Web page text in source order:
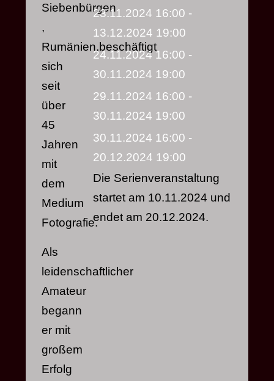
Siebenbürgen
,
Rumänien,beschäftigt
sich
seit
über
45
Jahren
mit
dem
Medium
Fotografie.
Als
leidenschaftlicher
Amateur
begann
er mit
großem
Erfolg
23.11.2024 16:00 -
13.12.2024 19:00
24.11.2024 16:00 -
30.11.2024 19:00
29.11.2024 16:00 -
30.11.2024 19:00
30.11.2024 16:00 -
20.12.2024 19:00
Die Serienveranstaltung
startet am 10.11.2024 und
endet am 20.12.2024.